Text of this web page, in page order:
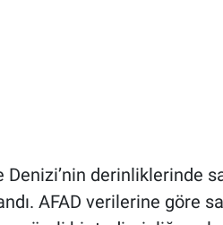
Denizi’nin derinliklerinde
AFAD verilerine göre